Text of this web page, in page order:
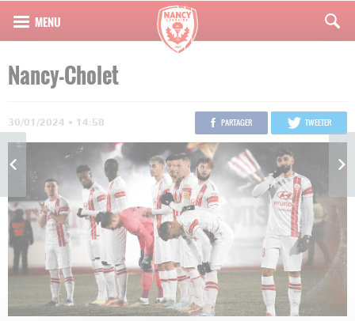
Nancy-Cholet
30/01/2024 • 14:58 PARTAGER TWEETER